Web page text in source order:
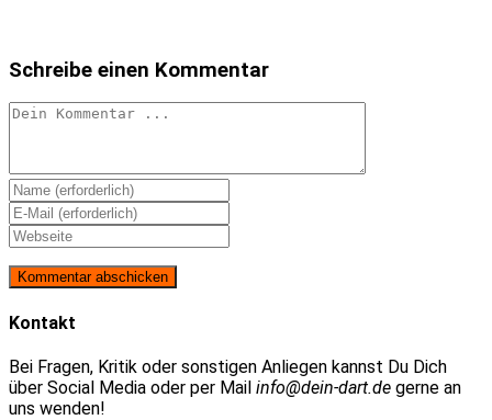
Schreibe einen Kommentar
Kommentieren
Gib
deinen
Namen
oder
Benutzernamen
zum
Kommentieren
ein
Gib
deine
E-
Mail-
Adresse
zum
ein
Gib
Website-
ein
Kontakt
Bei Fragen, Kritik oder sonstigen Anliegen kannst Du Dich
über Social Media oder per Mail info@dein-dart.de gerne an
uns wenden!